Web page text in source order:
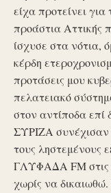
είχα προτείνει
προάστια Αττικής
ίσχυσε στα νότια,
κέρδη
προτάσεις μου
πελατειακό
στον αντίποδα επί
ΣΥΡΙΖΑ
τους ληστεμένους
ΓΛΥΦΑΔΑ FM στις
χωρίς να